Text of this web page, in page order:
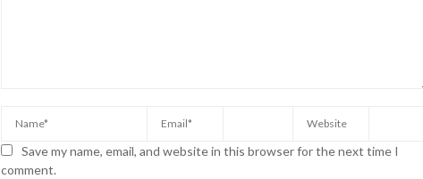
Save my name, email, and website in this browser for the next time I
comment.